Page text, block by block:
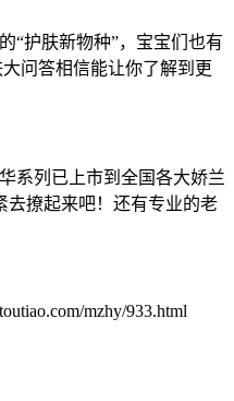
护肤新物种”，宝宝们也有
问答相信能让你了解到更
列已上市到全国各大娇兰
去撩起来吧！还有专业的老
mzhy/933.html